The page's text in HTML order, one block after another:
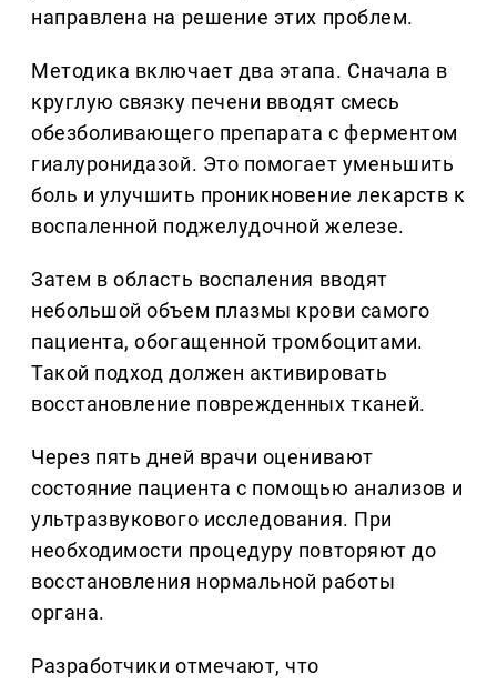
направлена на решение этих проблем.
Методика включает два этапа. Сначала в
круглую связку печени вводят смесь
обезболивающего препарата с ферментом
гиалуронидазой. Это помогает уменьшить
боль и улучшить проникновение лекарств к
воспаленной поджелудочной железе.
Затем в область воспаления вводят
небольшой объем плазмы крови самого
пациента, обогащенной тромбоцитами.
Такой подход должен активировать
восстановление поврежденных тканей.
Через пять дней врачи оценивают
состояние пациента с помощью анализов и
ультразвукового исследования. При
необходимости процедуру повторяют до
восстановления нормальной работы
органа.
Разработчики отмечают, что